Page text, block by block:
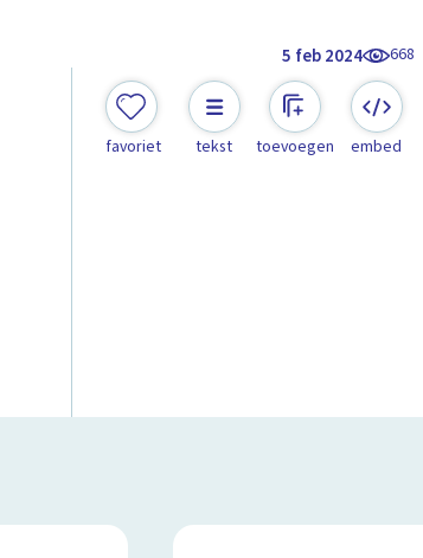
5 feb 2024 668
favoriet tekst toevoegen embed